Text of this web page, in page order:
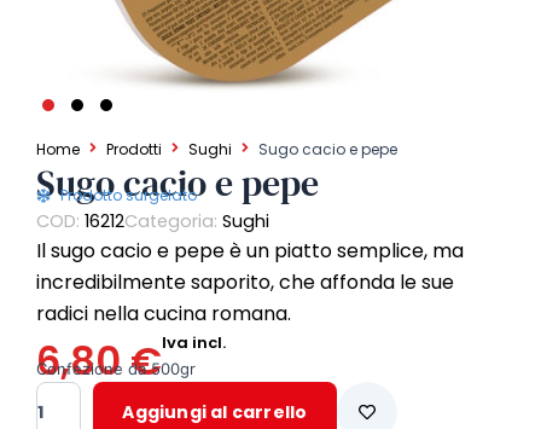
Home Prodotti Sughi Sugo cacio e pepe
Sugo cacio e pepe
Prodotto surgelato
COD: 16212Categoria: Sughi
Il sugo cacio e pepe è un piatto semplice, ma
incredibilmente saporito, che affonda le sue
radici nella cucina romana.
6,80€Iva incl.
Confezione da 500gr
Sugo
cacio
Aggiungi al carrello